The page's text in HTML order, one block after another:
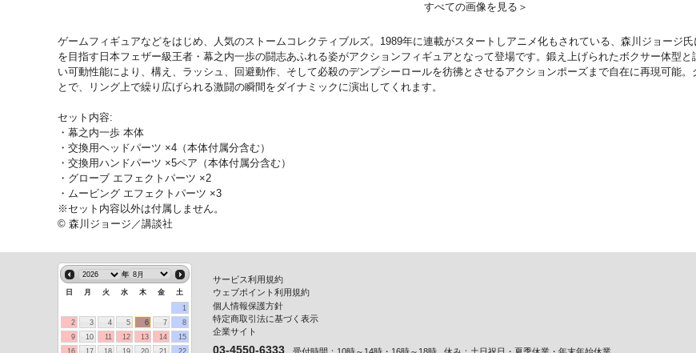
すべての画像を見る＞
ゲームフィギュアなどをはじめ、人気のストームコレクティブルズ。1989年に連載がスタートしアニメ化もされている、森川ジョージ
を目指す日本フェザー級王者・幕之内一歩の闘志あふれる姿がアクションフィギュアとなって登場です。鍛え上げられたボクサー体型
い可動性能により、構え、ラッシュ、回避動作、そして必殺のデンプシーロールを彷彿とさせるアクションポーズまで自在に再現可能
とで、リング上で繰り広げられる激闘の瞬間をダイナミックに演出してくれます。
セット内容:
・幕之内一歩 本体
・交換用ヘッドパーツ ×4（本体付属分含む）
・交換用ハンドパーツ ×5ペア（本体付属分含む）
・グローブ エフェクトパーツ ×2
・ムービング エフェクトパーツ ×3
※セット内容以外は付属しません。
© 森川ジョージ／講談社
年
日 月 火 水 木 金
土
1
2
3 4 5 6 7
8
9
10 11 12 13 14
15
16
17 18 19 20 21 22
サービス利用規約
ウェブポイント利用規約
個人情報保護方針
特定商取引法に基づく表示
企業サイト
03-4550-6333 受付時間：10時～14時・16時～18時 休み：土日祝日・夏季休業・年末年始休業